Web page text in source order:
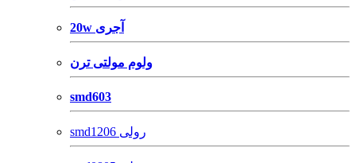
20w آجری
ولوم مولتی ترن
smd603
smd1206 رولی